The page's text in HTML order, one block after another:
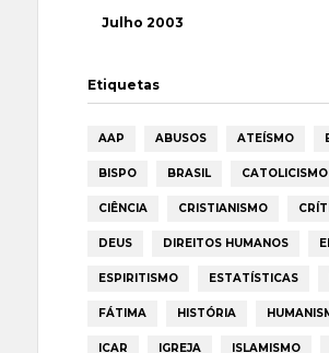
Julho 2003
Etiquetas
AAP ABUSOS ATEÍSMO
BISPO BRASIL CATOLICISMO
CIÊNCIA CRISTIANISMO
DEUS DIREITOS HUMANOS
ESPIRITISMO ESTATÍSTICAS
FÁTIMA HISTÓRIA
ICAR IGREJA ISLAMISMO